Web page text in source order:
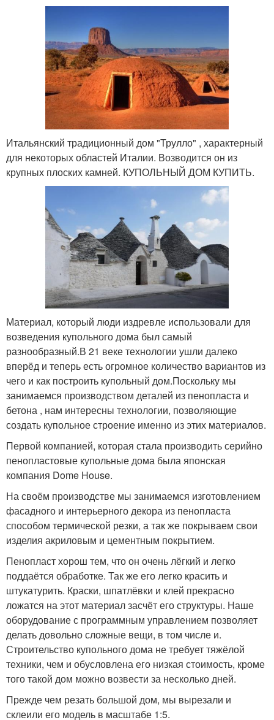
Итальянский традиционный дом "Трулло" , характерный
для некоторых областей Италии. Возводится он из
крупных плоских камней. КУПОЛЬНЫЙ ДОМ КУПИТЬ.
Материал, который люди издревле использовали для
возведения купольного дома был самый
разнообразный.В 21 веке технологии ушли далеко
вперёд и теперь есть огромное количество вариантов из
чего и как построить купольный дом.Поскольку мы
занимаемся производством деталей из пенопласта и
бетона , нам интересны технологии, позволяющие
создать купольное строение именно из этих материалов.
Первой компанией, которая стала производить серийно
пенопластовые купольные дома была японская
компания Dome House.
На своём производстве мы занимаемся изготовлением
фасадного и интерьерного декора из пенопласта
способом термической резки, а так же покрываем свои
изделия акриловым и цементным покрытием.
Пенопласт хорош тем, что он очень лёгкий и легко
поддаётся обработке. Так же его легко красить и
штукатурить. Краски, шпатлёвки и клей прекрасно
ложатся на этот материал засчёт его структуры. Наше
оборудование с программным управлением позволяет
делать довольно сложные вещи, в том числе и.
Строительство купольного дома не требует тяжёлой
техники, чем и обусловлена его низкая стоимость, кроме
того такой дом можно возвести за несколько дней.
Прежде чем резать большой дом, мы вырезали и
склеили его модель в масштабе 1:5.